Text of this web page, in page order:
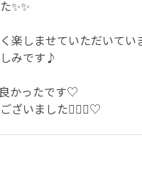
✨✨
楽しませていただいてい
みです♪
かったです♡
ざいました🙇🏼‍♀️♡